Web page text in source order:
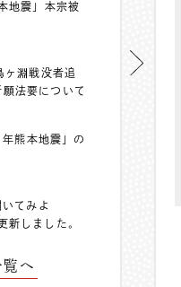
地震」本宗被
ヶ淵戦没者追
法要について
年熊本地震」の
てみよ
新しました。
へ